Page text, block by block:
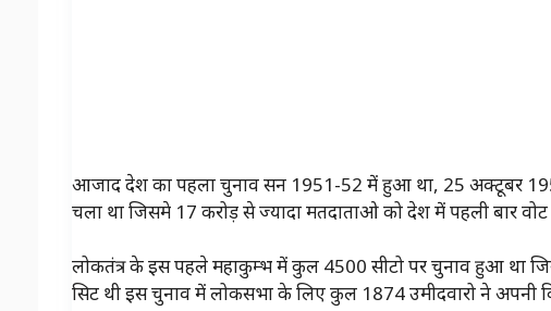
आजाद देश का पहला चुनाव सन 1951-52 में हुआ था, 25 अक्टूबर
चला था जिसमे 17 करोड़ से ज्यादा मतदाताओ को देश में पहली बार
लोकतंत्र के इस पहले महाकुम्भ में कुल 4500 सीटो पर चुनाव हुआ था
सिट थी इस चुनाव में लोकसभा के लिए कुल 1874 उमीदवारो ने अपनी